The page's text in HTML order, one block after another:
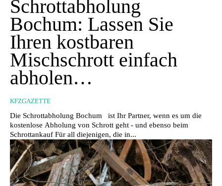
Schrottabholung
Bochum: Lassen Sie
Ihren kostbaren
Mischschrott einfach
abholen…
KFZGAZETTE
Die Schrottabholung Bochum ist Ihr Partner, wenn es um die
kostenlose Abholung von Schrott geht - und ebenso beim
Schrottankauf Für all diejenigen, die in...